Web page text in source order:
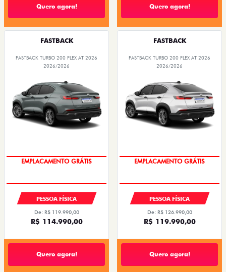
Quero agora! Quero agora!
FASTBACK
FASTBACK TURBO 200 FLEX AT 2026
2026/2026
OPORTUNIDADE
PESSOA FÍSICA
De: R$ 119.990,00
R$ 114.990,00
Quero agora!
FASTBACK
FASTBACK TURBO 200 FLEX AT 2026
2026/2026
OPORTUNIDADE
PESSOA FÍSICA
De: R$ 126.990,00
R$ 119.990,00
Quero agora!